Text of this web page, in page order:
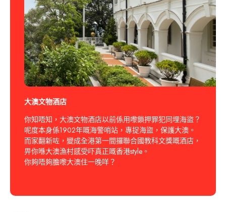
⼤澳文物酒店
你知唔知，⼤澳文物酒店以前係用嚟鎖押罪犯同埋海盜？
呢度本身係1902年嘅海警哨站，專捉海盜，保護⼤澳。
而家翻新咗，變成全港第一間攞聯合國教科文獎嘅酒店，
畀你喺⼤澳漁村感受吓真正嘅香港style。
你夠唔夠膽嚟⼤澳住一晚咩？